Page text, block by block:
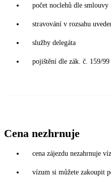
počet noclehů dle smlouvy
stravování v rozsahu
služby delegáta
pojištění dle zák. č. 159/99
Cena nezhrnuje
cena zájezdu nezahrnuje
vízum si můžete zakoupit